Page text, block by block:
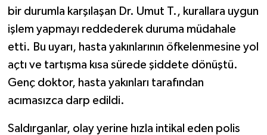
bir durumla karşılaşan Dr. Umut T., kurallara uygun
işlem yapmayı reddederek duruma müdahale
etti. Bu uyarı, hasta yakınlarının öfkelenmesine yol
açtı ve tartışma kısa sürede şiddete dönüştü.
Genç doktor, hasta yakınları tarafından
acımasızca darp edildi.
Saldırganlar, olay yerine hızla intikal eden polis